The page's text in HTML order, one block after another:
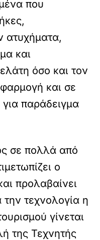
που
ατυχήματα,
και
όσο και τον
και σε
παράδειγμα
σε πολλά από
ο
προλαβαίνει
την τεχνολογία η
γίνεται
της Τεχνητής